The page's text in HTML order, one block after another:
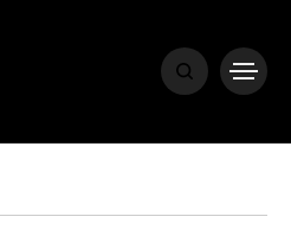
HOME
BLOG